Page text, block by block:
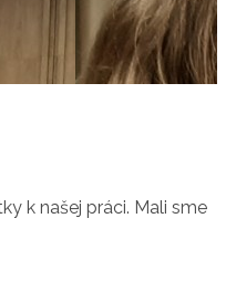
k našej práci. Mali sme